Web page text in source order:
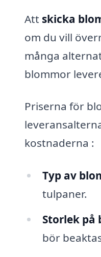
Att skicka
om du vill
många
blommor
Priserna för
kostnaderna :
Typ av
tulpaner.
Storlek på
bör